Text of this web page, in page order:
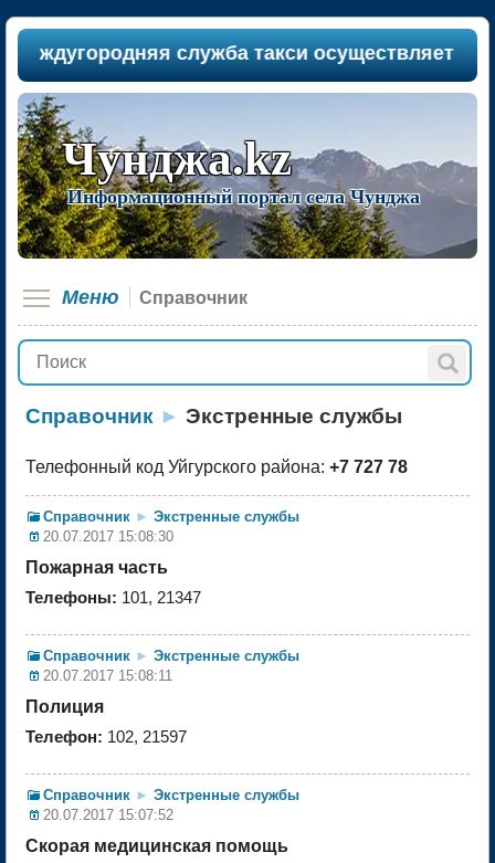
служба такси осуществляет
Чунджа.kz
Информационный портал села Чунджа
Меню Справочник
Справочник ► Экстренные службы
Телефонный код Уйгурского района: +7 727 78
Справочник ► Экстренные службы
20.07.2017 15:08:30
Пожарная часть
Телефоны: 101, 21347
Справочник ► Экстренные службы
20.07.2017 15:08:11
Полиция
Телефон: 102, 21597
Справочник ► Экстренные службы
20.07.2017 15:07:52
Скорая медицинская помощь